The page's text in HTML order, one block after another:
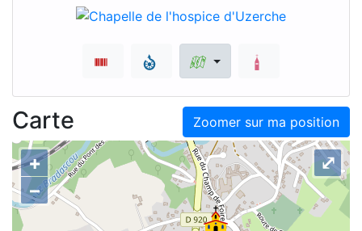
Zoomer sur ma position
Carte
+
–
⤢